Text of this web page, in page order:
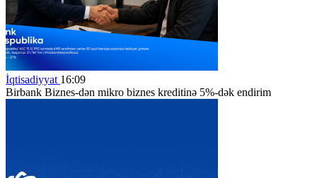
İqtisadiyyat 16:09
Birbank Biznes-dən mikro biznes kreditinə 5%-dək endirim